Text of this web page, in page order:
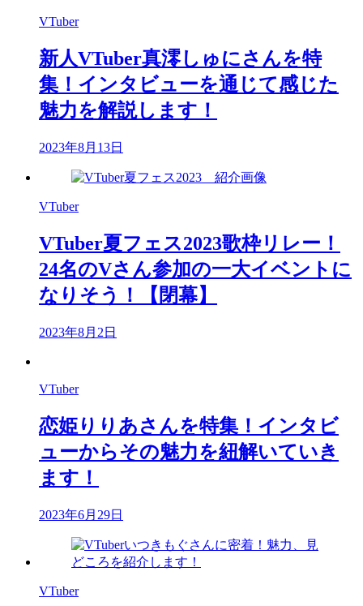
VTuber
新人VTuber真澪しゅにさんを特
集！インタビューを通じて感じた
魅力を解説します！
2023年8月13日
VTuber
VTuber夏フェス2023歌枠リレー！
24名のVさん参加の一大イベントに
なりそう！【閉幕】
2023年8月2日
VTuber
恋姫りりあさんを特集！インタビ
ューからその魅力を紐解いていき
ます！
2023年6月29日
VTuber